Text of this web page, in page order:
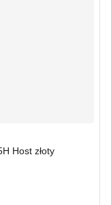
Host złoty